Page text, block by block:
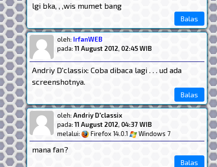
lgi bka, , ,wis mumet bang
Balas
oleh: IrfanWEB
pada:11 August 2012, 02:45 WIB
Andriy D'classix: Coba dibaca lagi . . . ud ada
screenshotnya.
Balas
oleh: Andriy D'classix
pada:11 August 2012, 04:37 WIB
melalui:
Firefox 14.0.1 Windows 7
mana fan?
Balas